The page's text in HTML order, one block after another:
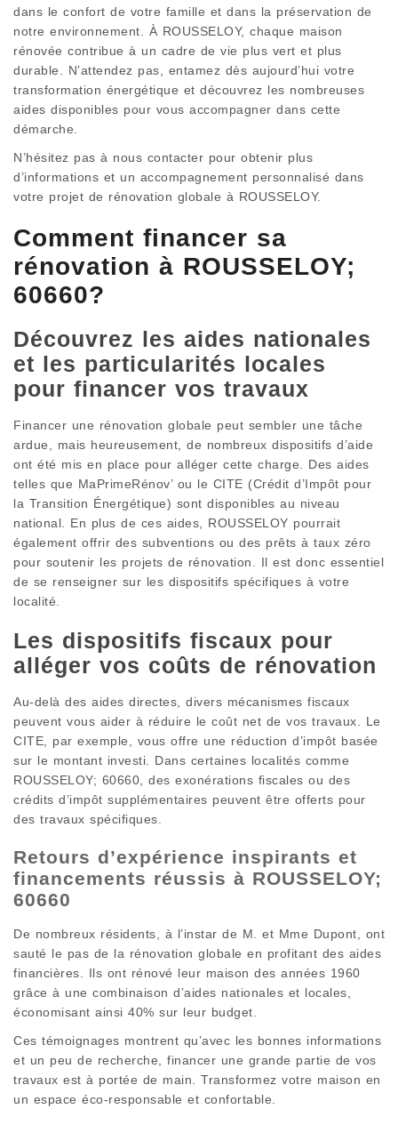
dans le confort de votre famille et dans la préservation de
notre environnement. À ROUSSELOY, chaque maison
rénovée contribue à un cadre de vie plus vert et plus
durable. N’attendez pas, entamez dès aujourd’hui votre
transformation énergétique et découvrez les nombreuses
aides disponibles pour vous accompagner dans cette
démarche.
N’hésitez pas à nous contacter pour obtenir plus
d’informations et un accompagnement personnalisé dans
votre projet de rénovation globale à ROUSSELOY.
Comment financer sa
rénovation à ROUSSELOY;
60660?
Découvrez les aides nationales
et les particularités locales
pour financer vos travaux
Financer une rénovation globale peut sembler une tâche
ardue, mais heureusement, de nombreux dispositifs d’aide
ont été mis en place pour alléger cette charge. Des aides
telles que MaPrimeRénov’ ou le CITE (Crédit d’Impôt pour
la Transition Énergétique) sont disponibles au niveau
national. En plus de ces aides, ROUSSELOY pourrait
également offrir des subventions ou des prêts à taux zéro
pour soutenir les projets de rénovation. Il est donc essentiel
de se renseigner sur les dispositifs spécifiques à votre
localité.
Les dispositifs fiscaux pour
alléger vos coûts de rénovation
Au-delà des aides directes, divers mécanismes fiscaux
peuvent vous aider à réduire le coût net de vos travaux. Le
CITE, par exemple, vous offre une réduction d’impôt basée
sur le montant investi. Dans certaines localités comme
ROUSSELOY; 60660, des exonérations fiscales ou des
crédits d’impôt supplémentaires peuvent être offerts pour
des travaux spécifiques.
Retours d’expérience inspirants et
financements réussis à ROUSSELOY;
60660
De nombreux résidents, à l’instar de M. et Mme Dupont, ont
sauté le pas de la rénovation globale en profitant des aides
financières. Ils ont rénové leur maison des années 1960
grâce à une combinaison d’aides nationales et locales,
économisant ainsi 40% sur leur budget.
Ces témoignages montrent qu’avec les bonnes informations
et un peu de recherche, financer une grande partie de vos
travaux est à portée de main. Transformez votre maison en
un espace éco-responsable et confortable.